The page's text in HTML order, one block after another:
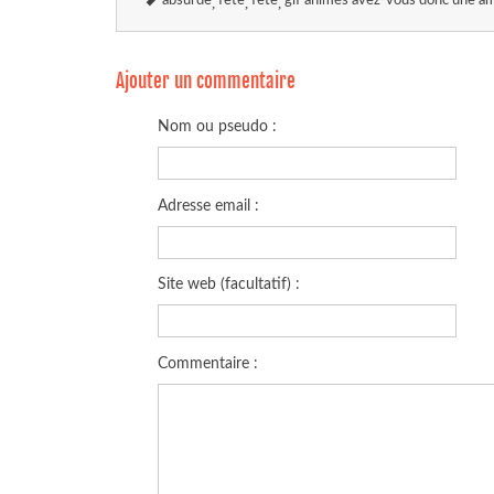
Ajouter un commentaire
Nom ou pseudo :
Adresse email :
Site web (facultatif) :
Commentaire :